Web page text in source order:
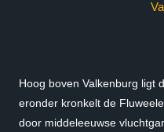
Hoog boven Valkenburg ligt
eronder kronkelt de
door middeleeuwse